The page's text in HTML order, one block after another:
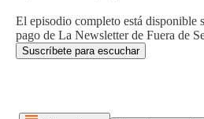
El episodio completo está disponible
pago de La Newsletter de Fuera de
Suscríbete para escuchar